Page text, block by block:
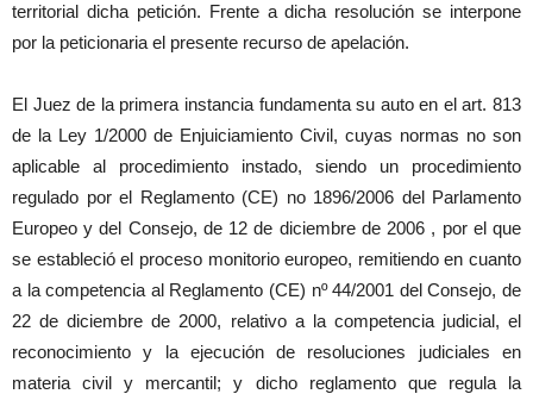
territorial dicha petición. Frente a dicha resolución se interpone
por la peticionaria el presente recurso de apelación.
El Juez de la primera instancia fundamenta su auto en el art. 813
de la Ley 1/2000 de Enjuiciamiento Civil, cuyas normas no son
aplicable al procedimiento instado, siendo un procedimiento
regulado por el Reglamento (CE) no 1896/2006 del Parlamento
Europeo y del Consejo, de 12 de diciembre de 2006 , por el que
se estableció el proceso monitorio europeo, remitiendo en cuanto
a la competencia al Reglamento (CE) nº 44/2001 del Consejo, de
22 de diciembre de 2000, relativo a la competencia judicial, el
reconocimiento y la ejecución de resoluciones judiciales en
materia civil y mercantil; y dicho reglamento que regula la